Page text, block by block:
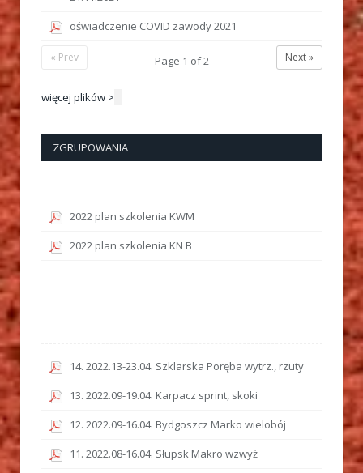
oświadczenie COVID zawody 2021
Next »
Page 1 of2
« Prev
więcej plików >
ZGRUPOWANIA
2022 plan szkolenia KWM
2022 plan szkolenia KN B
14. 2022.13-23.04. Szklarska Poręba wytrz., rzuty
13. 2022.09-19.04. Karpacz sprint, skoki
12. 2022.09-16.04. Bydgoszcz Marko wielobój
11. 2022.08-16.04. Słupsk Makro wzwyż